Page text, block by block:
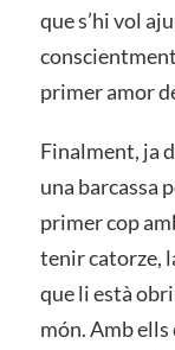
que s’hi vol
primer amor
Finalment, ja
una barcassa
primer cop
tenir catorze,
que li està
món. Amb ells